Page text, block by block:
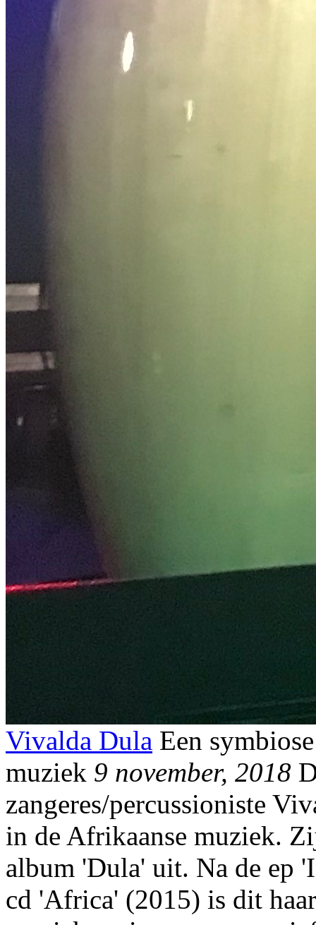
Vivalda Dula Een
muziek 9 november, 2018
zangeres/percussioniste
in de Afrikaanse muziek.
album 'Dula' uit. Na de ep
cd 'Africa' (2015) is dit